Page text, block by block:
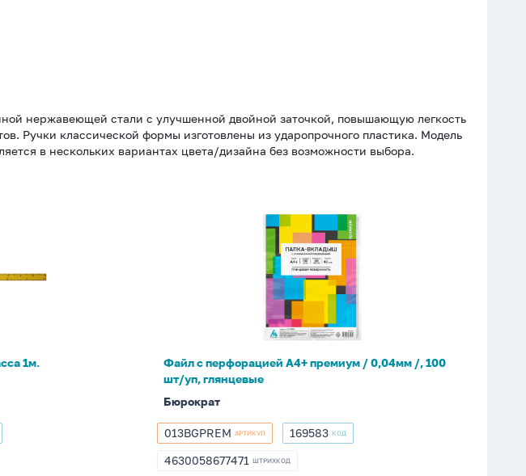
нержавеющей стали с улучшенной двойной заточкой, повышающую легкость
Ручки классической формы изготовлены из ударопрочного пластика. Модель
в нескольких вариантах цвета/дизайна без возможности выбора.
1м.
100
шт/
уп,
глянцевые
Файл с перфорацией А4+ премиум / 0,04мм /, 100
шт/уп, глянцевые
Бюрократ
013BGPREM
013BGPREM АРТИКУЛ 169583
169583 КОД
4630058677471
4630058677471 ШТРИХКОД